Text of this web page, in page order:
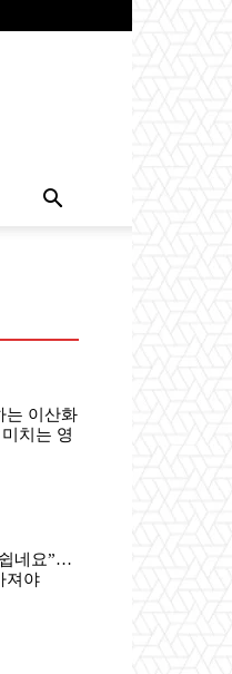
는 이산화
치는 영
네요”…
져야